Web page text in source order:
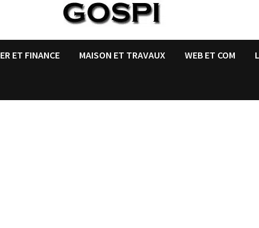
ET FINANCE MAISON ET TRAVAUX WEB ET COM